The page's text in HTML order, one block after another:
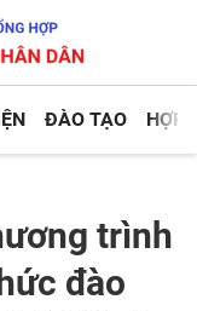
ĐÀO TẠO HỢP
trình
đào